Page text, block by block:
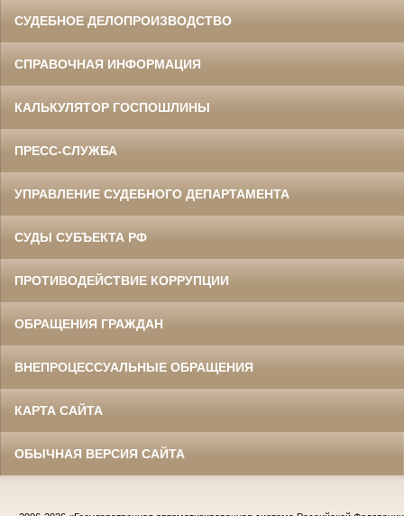
СУДЕБНОЕ ДЕЛОПРОИЗВОДСТВО
СПРАВОЧНАЯ ИНФОРМАЦИЯ
КАЛЬКУЛЯТОР ГОСПОШЛИНЫ
ПРЕСС-СЛУЖБА
УПРАВЛЕНИЕ СУДЕБНОГО ДЕПАРТАМЕНТА
СУДЫ СУБЪЕКТА РФ
ПРОТИВОДЕЙСТВИЕ КОРРУПЦИИ
ОБРАЩЕНИЯ ГРАЖДАН
ВНЕПРОЦЕССУАЛЬНЫЕ ОБРАЩЕНИЯ
КАРТА САЙТА
ОБЫЧНАЯ ВЕРСИЯ САЙТА